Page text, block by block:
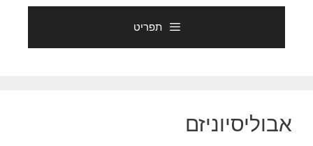
תפריט
אבוליסיוניזם